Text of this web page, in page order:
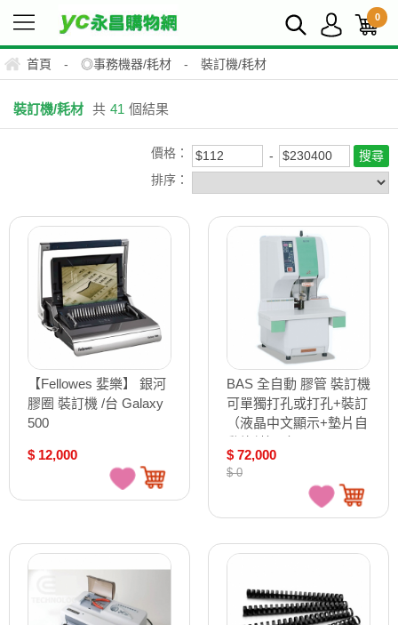
0
首頁 - ◎事務機器/耗材 - 裝訂機/耗材
裝訂機/耗材 共 41 個結果
價格：
排序：
【Fellowes 婓樂】 銀河
膠圈 裝訂機 /台 Galaxy
500
$ 12,000
BAS 全自動 膠管 裝訂機
可單獨打孔或打孔+裝訂
（液晶中文顯示+墊片自
$ 72,000
$ 0